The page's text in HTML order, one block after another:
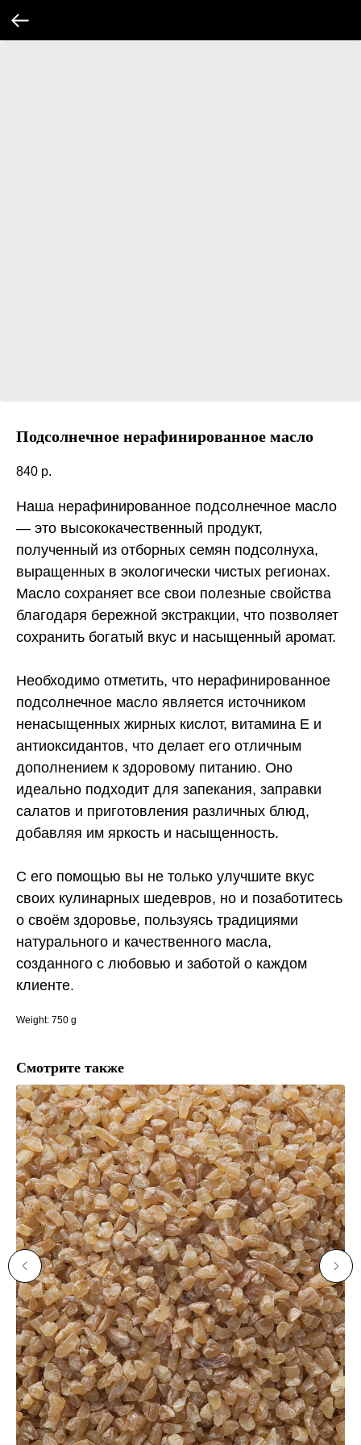
Подсолнечное нерафинированное масло
840 р.
Наша нерафинированное подсолнечное масло
— это высококачественный продукт,
полученный из отборных семян подсолнуха,
выращенных в экологически чистых регионах.
Масло сохраняет все свои полезные свойства
благодаря бережной экстракции, что позволяет
сохранить богатый вкус и насыщенный аромат.
Необходимо отметить, что нерафинированное
подсолнечное масло является источником
ненасыщенных жирных кислот, витамина E и
антиоксидантов, что делает его отличным
дополнением к здоровому питанию. Оно
идеально подходит для запекания, заправки
салатов и приготовления различных блюд,
добавляя им яркость и насыщенность.
С его помощью вы не только улучшите вкус
своих кулинарных шедевров, но и позаботитесь
о своём здоровье, пользуясь традициями
натурального и качественного масла,
созданного с любовью и заботой о каждом
клиенте.
Weight: 750 g
Смотрите также